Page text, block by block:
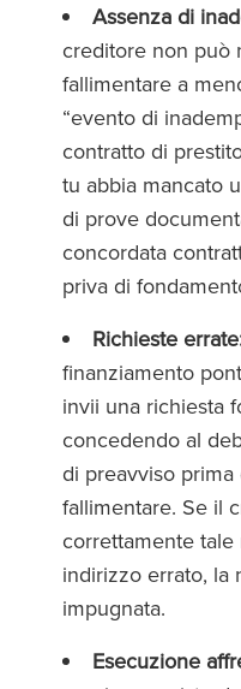
Assenza di
creditore non può
fallimentare a
“evento di
contratto di
tu abbia mancato
di prove
concordata
priva di
Richieste
finanziamento
invii una richiesta
concedendo al
di preavviso
fallimentare. Se il
correttamente tale
indirizzo errato, la
impugnata.
Esecuzione